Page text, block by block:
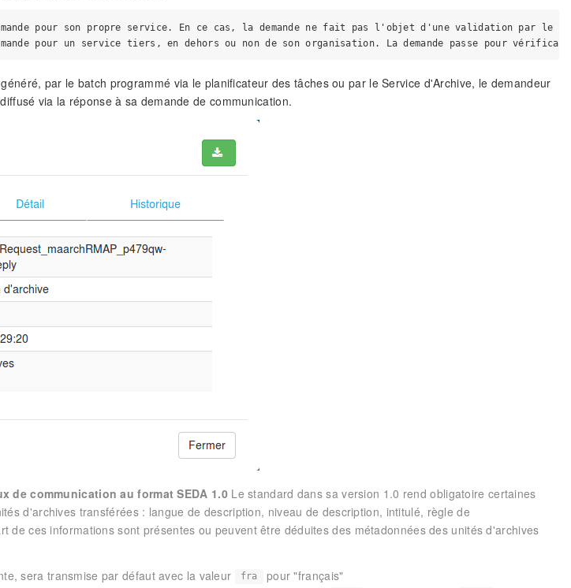
pour son propre service. En ce cas, la demande ne fait pas l'objet d'une validation par le
par le batch programmé via le planificateur des tâches ou par le Service d'Archive, le demandeur
via la réponse à sa demande de communication.
de communication au format SEDA 1.0Le standard dans sa version 1.0 rend obligatoire certaines
d'archives transférées : langue de description, niveau de description, intitulé, règle de
de ces informations sont présentes ou peuvent être déduites des métadonnées des unités d'archives
sera transmise par défaut avec la valeur
fra
pour "français"